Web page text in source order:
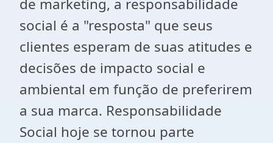
de marketing, a responsabilidade
social é a "resposta" que seus
clientes esperam de suas atitudes e
decisões de impacto social e
ambiental em função de preferirem
a sua marca. Responsabilidade
Social hoje se tornou parte